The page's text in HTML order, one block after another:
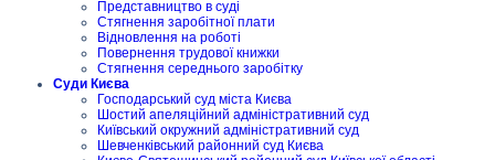
Представництво в суді
Стягнення заробітної плати
Відновлення на роботі
Повернення трудової книжки
Стягнення середнього заробітку
Суди Києва
Господарський суд міста Києва
Шостий апеляційний адміністративний суд
Київський окружний адміністративний суд
Шевченківський районний суд Києва